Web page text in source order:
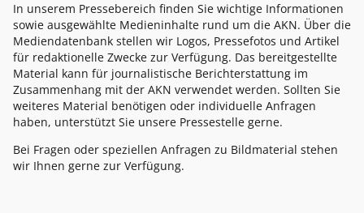
In unserem Pressebereich finden Sie wichtige Informationen
sowie ausgewählte Medieninhalte rund um die AKN. Über die
Mediendatenbank stellen wir Logos, Pressefotos und Artikel
für redaktionelle Zwecke zur Verfügung. Das bereitgestellte
Material kann für journalistische Berichterstattung im
Zusammenhang mit der AKN verwendet werden. Sollten Sie
weiteres Material benötigen oder individuelle Anfragen
haben, unterstützt Sie unsere Pressestelle gerne.
Bei Fragen oder speziellen Anfragen zu Bildmaterial stehen
wir Ihnen gerne zur Verfügung.